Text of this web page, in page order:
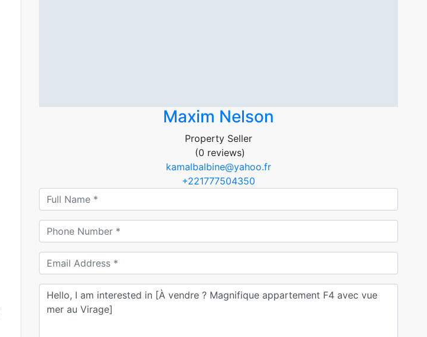
Maxim Nelson
Property Seller
(0 reviews)
kamalbalbine@yahoo.fr
+221777504350